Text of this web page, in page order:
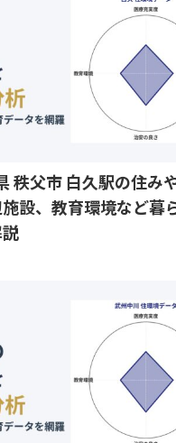
秩父市 白久駅の住み
設、教育環境など暮